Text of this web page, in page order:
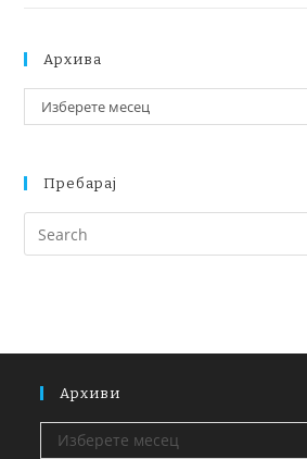
Архива
Изберете месец
Пребарај
Архиви
Изберете месец